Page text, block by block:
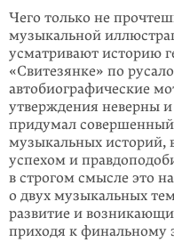
Чего только не
музыкальной
усматривают историю
«Свитезянке» по
автобиографические
утверждения неверны
придумал
музыкальных историй,
успехом и
в строгом смысле это
о двух музыкальных
развитие и
приходя к финальному